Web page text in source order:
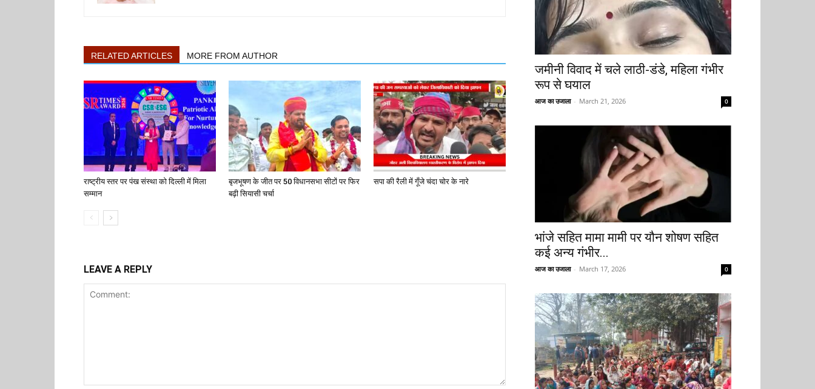
RELATED ARTICLES MORE FROM AUTHOR
राष्ट्रीय स्तर पर पंख संस्था को दिल्ली में मिला
सम्मान
बृजभूषण के जीत पर 50 विधानसभा सीटों पर फिर
बढ़ी सियासी चर्चा
सपा की रैली में गूँजे चंदा चोर के नारे
LEAVE A REPLY
जमीनी विवाद में चले लाठी-डंडे, महिला गंभीर
रूप से घयाल
आज का उजाला - March 21, 2026 0
भांजे सहित मामा मामी पर यौन शोषण सहित
कई अन्य गंभीर...
आज का उजाला - March 17, 2026 0